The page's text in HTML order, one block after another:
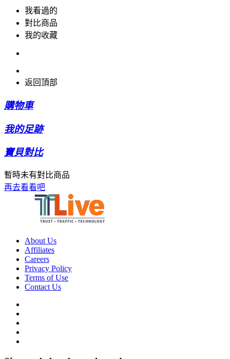
我看過的
對比商品
我的收藏
返回頂部
購物車
我的足跡
寶貝對比
暫時未有對比商品
再去看看吧
About Us
Affiliates
Careers
Privacy Policy
Terms of Use
Contact Us